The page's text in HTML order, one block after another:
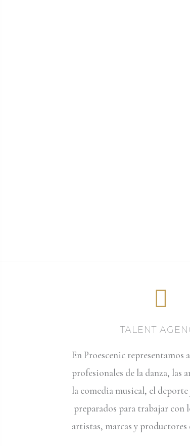
TALENT
En Proescenic representamos
profesionales de la danza, las
la comedia musical, el deporte
preparados para trabajar con
artistas, marcas y productores